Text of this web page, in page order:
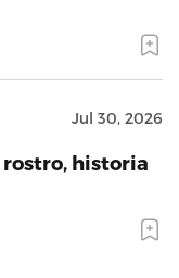
Jul 30, 2026
historia